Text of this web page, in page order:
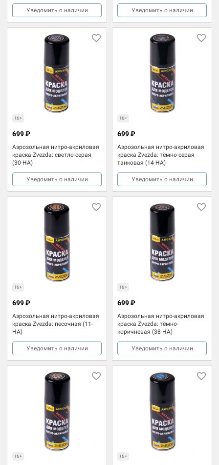
Уведомить о наличии Уведомить о наличии
16+
Аэрозольная нитро-акриловая
краска Zvezda: светло-серая
(30-НА)
699 ₽
Уведомить о наличии
16+
Аэрозольная нитро-акриловая
краска Zvezda: тёмно-серая
танковая (14-НА)
699 ₽
Уведомить о наличии
16+
Аэрозольная нитро-акриловая
краска Zvezda: песочная (11-
НА)
699 ₽
Уведомить о наличии
16+
Аэрозольная нитро-акриловая
краска Zvezda: тёмно-
коричневая (38-НА)
699 ₽
Уведомить о наличии
16+ 16+